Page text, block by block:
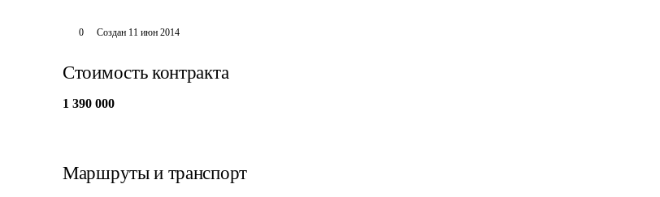
0 Создан 11 июн 2014
Стоимость контракта
1 390 000
Маршруты и транспорт